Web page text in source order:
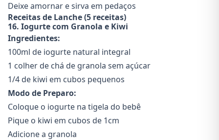
Deixe amornar e sirva em pedaços
Receitas de Lanche (5 receitas)
16. Iogurte com Granola e Kiwi
Ingredientes:
100ml de iogurte natural integral
1 colher de chá de granola sem açúcar
1/4 de kiwi em cubos pequenos
Modo de Preparo:
Coloque o iogurte na tigela do bebê
Pique o kiwi em cubos de 1cm
Adicione a granola